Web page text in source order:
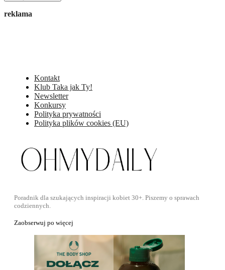
reklama
Kontakt
Klub Taka jak Ty!
Newsletter
Konkursy
Polityka prywatności
Polityka plików cookies (EU)
Poradnik dla szukających inspiracji kobiet 30+. Piszemy o sprawach
codziennych.
Zaobserwuj po więcej